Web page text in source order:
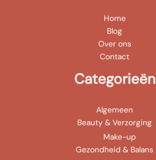
Home
Blog
Over ons
Contact
Categorieën
Algemeen
Beauty & Verzorging
Make-up
Gezondheid & Balans